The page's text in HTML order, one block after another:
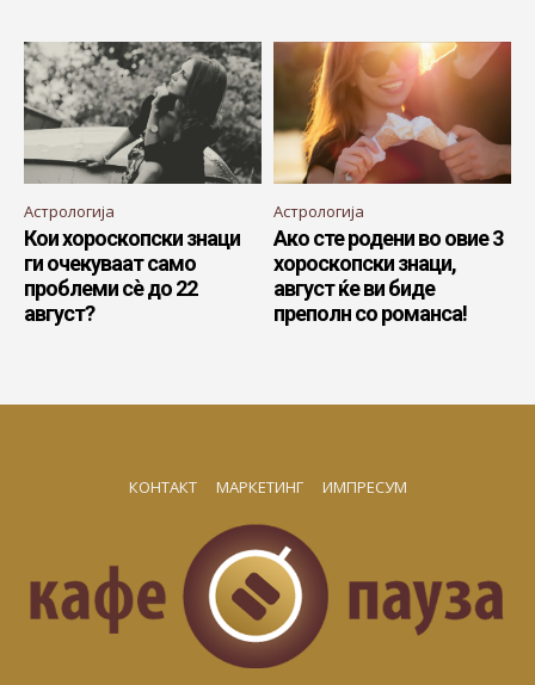
Астрологија
Кои хороскопски знаци
ги очекуваат само
проблеми сè до 22
август?
Астрологија
Ако сте родени во овие 3
хороскопски знаци,
август ќе ви биде
преполн со романса!
КОНТАКТ МАРКЕТИНГ ИМПРЕСУМ